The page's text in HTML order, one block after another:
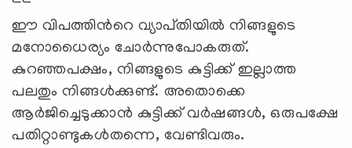
ഈ വിപത്തിന്‍റെ വ്യാപ്‌തിയിൽ നിങ്ങളുടെ
മനോധൈര്യം ചോർന്നുപോകരുത്‌.
കുറഞ്ഞപക്ഷം, നിങ്ങളുടെ കുട്ടിക്ക് ഇല്ലാത്ത
പലതും നിങ്ങൾക്കുണ്ട്. അതൊക്കെ
ആർജിച്ചെടുക്കാൻ കുട്ടിക്ക് വർഷങ്ങൾ, ഒരുപക്ഷേ
പതിറ്റാണ്ടുകൾതന്നെ, വേണ്ടിവരും.